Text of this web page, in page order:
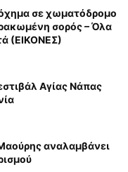
σε χωματόδρομο
σορός – Όλα
(ΕΙΚΟΝΕΣ)
Αγίας Νάπας
αναλαμβάνει